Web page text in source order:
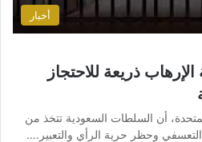
أخبار
ذريعة للاحتجاز
أن السلطات السعودية تتخذ من
التعسفي وحظر حرية الرأي والتعبير.…